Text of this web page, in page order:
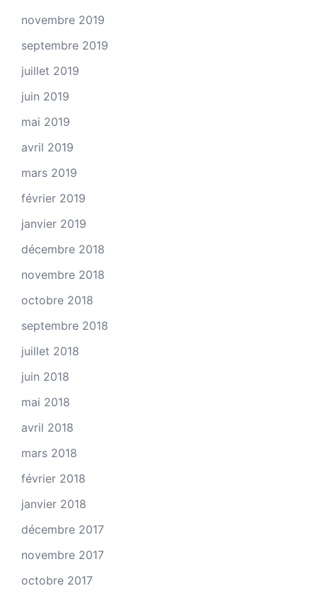
novembre 2019
septembre 2019
juillet 2019
juin 2019
mai 2019
avril 2019
mars 2019
février 2019
janvier 2019
décembre 2018
novembre 2018
octobre 2018
septembre 2018
juillet 2018
juin 2018
mai 2018
avril 2018
mars 2018
février 2018
janvier 2018
décembre 2017
novembre 2017
octobre 2017